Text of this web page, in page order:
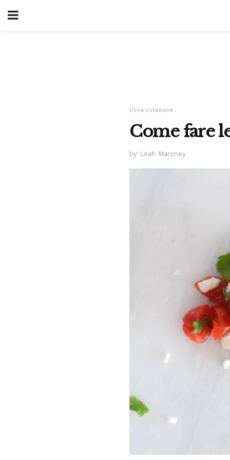
Uova colazione
Come fare
by Leah Maroney